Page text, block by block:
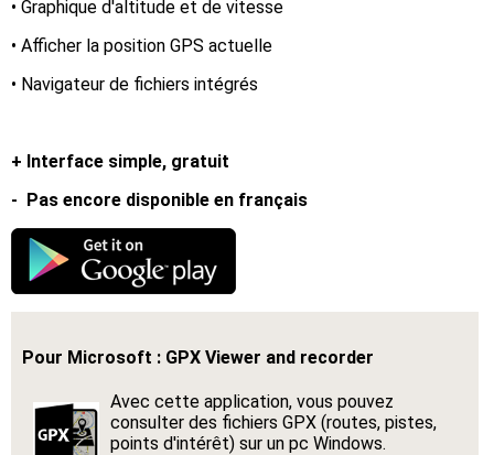
• Graphique d'altitude et de vitesse
• Afficher la position GPS actuelle
• Navigateur de fichiers intégrés
+ Interface simple, gratuit
- Pas encore disponible en français
Pour Microsoft : GPX Viewer and recorder
Avec cette application, vous pouvez
consulter des fichiers GPX (routes, pistes,
points d'intérêt) sur un pc Windows.